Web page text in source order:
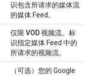
识包含所请求的媒体流
的媒体 Feed。
仅限 VOD 视频流。 标
识指定媒体 Feed 中的
所请求的视频流。
（可选）您的 Google